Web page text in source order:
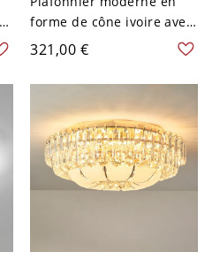
forme de cône ivoire avec
abat-jour en verre blanc
et ampoules LED - 1
Couche 110 V-120 V 40,64
321,00 €